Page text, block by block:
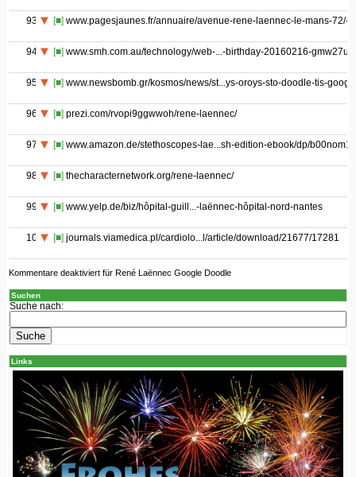
93 [■]www.pagesjaunes.fr/annuaire/avenue-rene-laennec-le-mans-72/-
94 [■]www.smh.com.au/technology/web-...-birthday-20160216-
95 [■]www.newsbomb.gr/kosmos/news/st...ys-oroys-sto-doodle-tis-
96 [■]prezi.com/rvopi9ggwwoh/rene-laennec/
97 [■]www.amazon.de/stethoscopes-lae...sh-edition-ebook/dp/
98 [■]thecharacternetwork.org/rene-laennec/
99 [■]www.yelp.de/biz/hôpital-guill...-laënnec-hôpital-nord-nantes
100 [■]journals.viamedica.pl/cardiolo...l/article/download/21677/17281
Kommentare deaktiviertfür René Laënnec Google Doodle
Suchen
Suche nach:
Links